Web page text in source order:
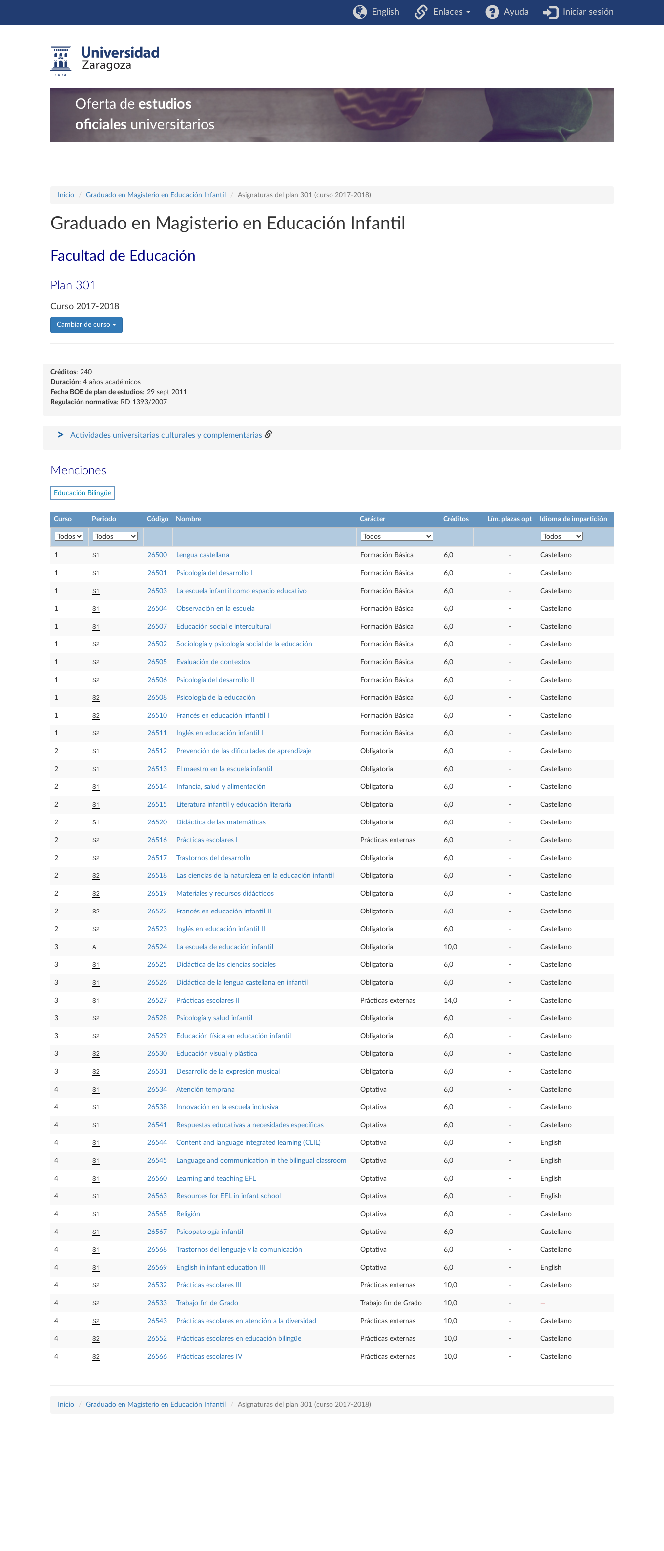
English Enlaces Ayuda Iniciar sesión
Oferta de estudios
oficiales universitarios
Inicio Graduado en Magisterio en Educación Infantil Asignaturas del plan 301 (curso 2017-2018)
Graduado en Magisterio en Educación Infantil
Facultad de Educación
Plan 301
Curso 2017-2018
Cambiar de curso
Créditos: 240
Duración: 4 años académicos
Fecha BOE de plan de estudios: 29 sept 2011
Regulación normativa: RD 1393/2007
Actividades universitarias culturales y complementarias
Menciones
Educación Bilingüe
Curso Periodo Código Nombre Carácter Créditos Lím. plazas opt Idioma de impartición
1 S1 26500 Lengua castellana Formación Básica 6,0 - Castellano
1 S1 26501 Psicología del desarrollo I Formación Básica 6,0 - Castellano
1 S1 26503 La escuela infantil como espacio educativo Formación Básica 6,0 - Castellano
1 S1 26504 Observación en la escuela Formación Básica 6,0 - Castellano
1 S1 26507 Educación social e intercultural Formación Básica 6,0 - Castellano
1 S2 26502 Sociología y psicología social de la educación Formación Básica 6,0 - Castellano
1 S2 26505 Evaluación de contextos Formación Básica 6,0 - Castellano
1 S2 26506 Psicología del desarrollo II Formación Básica 6,0 - Castellano
1 S2 26508 Psicología de la educación Formación Básica 6,0 - Castellano
1 S2 26510 Francés en educación infantil I Formación Básica 6,0 - Castellano
1 S2 26511 Inglés en educación infantil I Formación Básica 6,0 - Castellano
2 S1 26512 Prevención de las dificultades de aprendizaje Obligatoria 6,0 - Castellano
2 S1 26513 El maestro en la escuela infantil Obligatoria 6,0 - Castellano
2 S1 26514 Infancia, salud y alimentación Obligatoria 6,0 - Castellano
2 S1 26515 Literatura infantil y educación literaria Obligatoria 6,0 - Castellano
2 S1 26520 Didáctica de las matemáticas Obligatoria 6,0 - Castellano
2 S2 26516 Prácticas escolares I Prácticas externas 6,0 - Castellano
2 S2 26517 Trastornos del desarrollo Obligatoria 6,0 - Castellano
2 S2 26518 Las ciencias de la naturaleza en la educación infantil Obligatoria 6,0 - Castellano
2 S2 26519 Materiales y recursos didácticos Obligatoria 6,0 - Castellano
2 S2 26522 Francés en educación infantil II Obligatoria 6,0 - Castellano
2 S2 26523 Inglés en educación infantil II Obligatoria 6,0 - Castellano
3 A 26524 La escuela de educación infantil Obligatoria 10,0 - Castellano
3 S1 26525 Didáctica de las ciencias sociales Obligatoria 6,0 - Castellano
3 S1 26526 Didáctica de la lengua castellana en infantil Obligatoria 6,0 - Castellano
3 S1 26527 Prácticas escolares II Prácticas externas 14,0 - Castellano
3 S2 26528 Psicología y salud infantil Obligatoria 6,0 - Castellano
3 S2 26529 Educación física en educación infantil Obligatoria 6,0 - Castellano
3 S2 26530 Educación visual y plástica Obligatoria 6,0 - Castellano
3 S2 26531 Desarrollo de la expresión musical Obligatoria 6,0 - Castellano
4 S1 26534 Atención temprana Optativa 6,0 - Castellano
4 S1 26538 Innovación en la escuela inclusiva Optativa 6,0 - Castellano
4 S1 26541 Respuestas educativas a necesidades específicas Optativa 6,0 - Castellano
4 S1 26544 Content and language integrated learning (CLIL) Optativa 6,0 - English
4 S1 26545 Language and communication in the bilingual classroom Optativa 6,0 - English
4 S1 26560 Learning and teaching EFL Optativa 6,0 - English
4 S1 26563 Resources for EFL in infant school Optativa 6,0 - English
4 S1 26565 Religión Optativa 6,0 - Castellano
4 S1 26567 Psicopatología infantil Optativa 6,0 - Castellano
4 S1 26568 Trastornos del lenguaje y la comunicación Optativa 6,0 - Castellano
4 S1 26569 English in infant education III Optativa 6,0 - English
4 S2 26532 Prácticas escolares III Prácticas externas 10,0 - Castellano
4 S2 26533 Trabajo fin de Grado Trabajo fin de Grado 10,0 - —
4 S2 26543 Prácticas escolares en atención a la diversidad Prácticas externas 10,0 - Castellano
4 S2 26552 Prácticas escolares en educación bilingüe Prácticas externas 10,0 - Castellano
4 S2 26566 Prácticas escolares IV Prácticas externas 10,0 - Castellano
Inicio Graduado en Magisterio en Educación Infantil Asignaturas del plan 301 (curso 2017-2018)